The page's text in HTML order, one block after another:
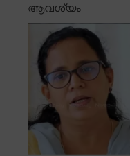
ആവശ്യം